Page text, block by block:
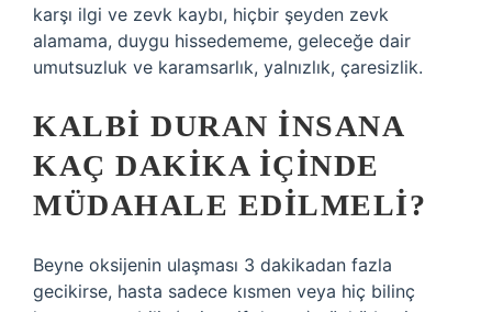
karşı ilgi ve zevk kaybı, hiçbir şeyden zevk
alamama, duygu hissedememe, geleceğe dair
umutsuzluk ve karamsarlık, yalnızlık, çaresizlik.
KALBI DURAN INSANA
KAÇ DAKIKA IÇINDE
MÜDAHALE EDILMELI?
Beyne oksijenin ulaşması 3 dakikadan fazla
gecikirse, hasta sadece kısmen veya hiç bilinç